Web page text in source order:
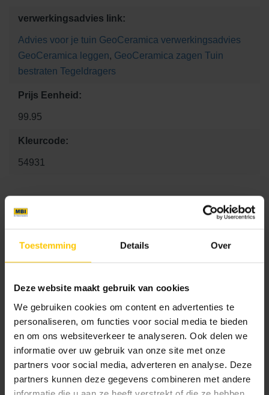
Toestemming Details Over
Deze website maakt gebruik van cookies
We gebruiken cookies om content en advertenties te
personaliseren, om functies voor social media te bieden
en om ons websiteverkeer te analyseren. Ook delen we
informatie over uw gebruik van onze site met onze
partners voor social media, adverteren en analyse. Deze
partners kunnen deze gegevens combineren met andere
verwerkingsadvies link:
Advies voor je tuin GeoCeramica verwerkingsadvies
GeoCeramica leggen, GeoCeramica zagen Tuin
bestraten Tegeldragers
Prijs Eenheid:
99.95
Kleurcode:
54931
Maat
Kleur
Standaard kleuren